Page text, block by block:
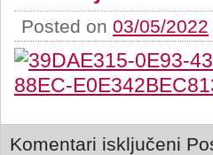
Posted on 03/05/2022
Komentari isključeni